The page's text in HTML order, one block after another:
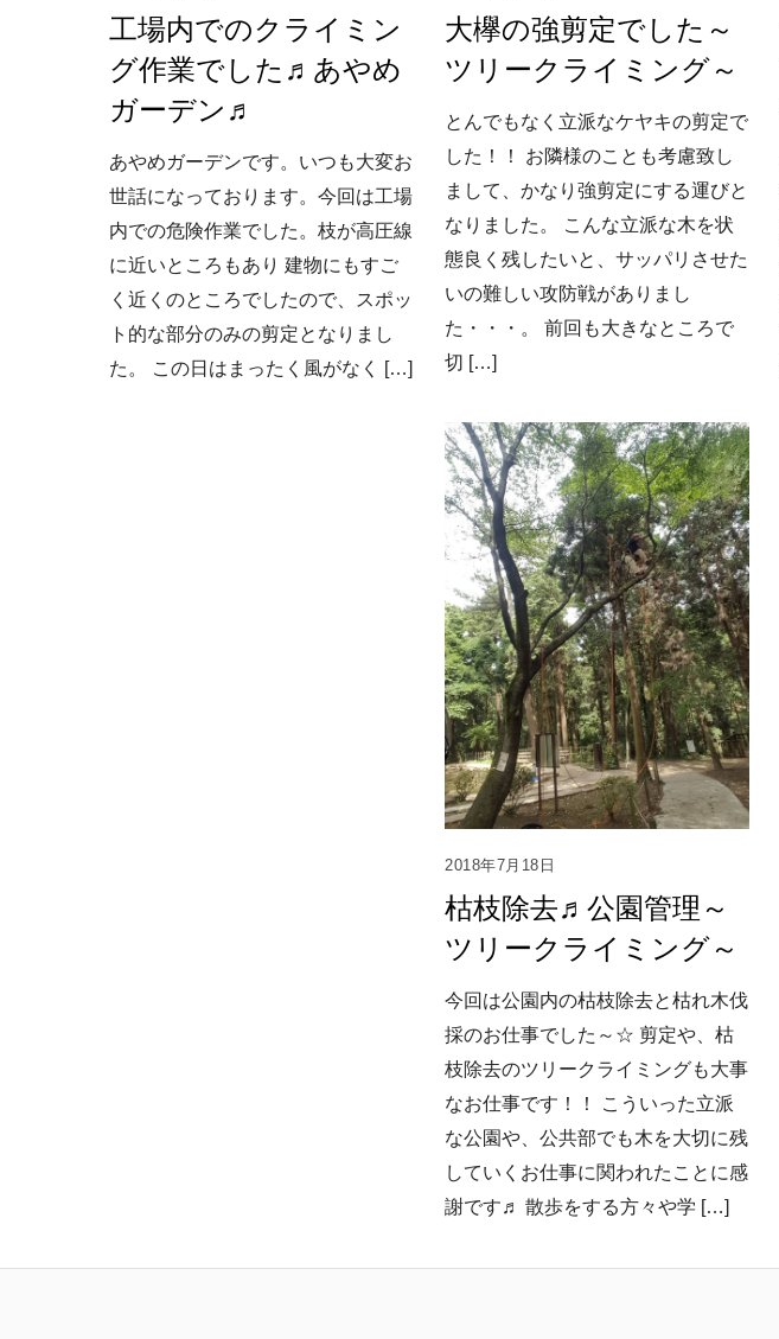
工場内でのクライミン
グ作業でした♬あやめ
ガーデン♬
あやめガーデンです。いつも大変お
世話になっております。今回は工場
内での危険作業でした。枝が高圧線
に近いところもあり 建物にもすご
く近くのところでしたので、スポッ
ト的な部分のみの剪定となりまし
た。 この日はまったく風がなく […]
大欅の強剪定でした～
ツリークライミング～
とんでもなく立派なケヤキの剪定で
した！！ お隣様のことも考慮致し
まして、かなり強剪定にする運びと
なりました。 こんな立派な木を状
態良く残したいと、サッパリさせた
いの難しい攻防戦がありまし
た・・・。 前回も大きなところで
切 […]
2018年7月18日
枯枝除去♬公園管理～
ツリークライミング～
今回は公園内の枯枝除去と枯れ木伐
採のお仕事でした～☆ 剪定や、枯
枝除去のツリークライミングも大事
なお仕事です！！ こういった立派
な公園や、公共部でも木を大切に残
していくお仕事に関われたことに感
謝です♬ 散歩をする方々や学 […]